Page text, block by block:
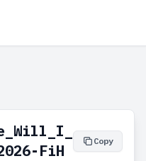
FiH
Copy